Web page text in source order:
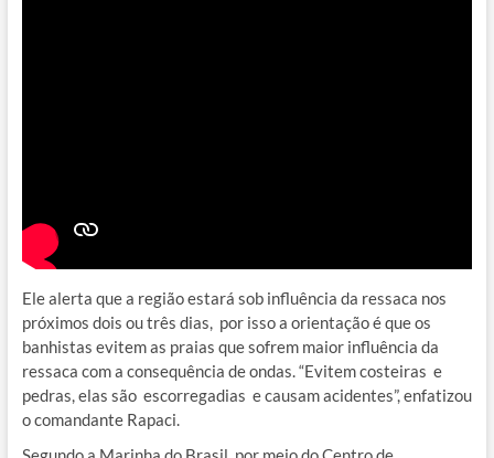
Ele alerta que a região estará sob influência da ressaca nos
próximos dois ou três dias, por isso a orientação é que os
banhistas evitem as praias que sofrem maior influência da
ressaca com a consequência de ondas. “Evitem costeiras e
pedras, elas são escorregadias e causam acidentes”, enfatizou
o comandante Rapaci.